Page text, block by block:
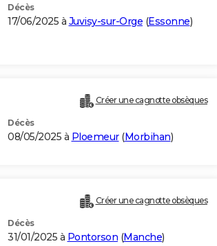
Décès
17/06/2025 à Juvisy-sur-Orge (Essonne)
Créer une cagnotte obsèques
Décès
08/05/2025 à Ploemeur(Morbihan)
Créer une cagnotte obsèques
Décès
31/01/2025 à Pontorson (Manche)